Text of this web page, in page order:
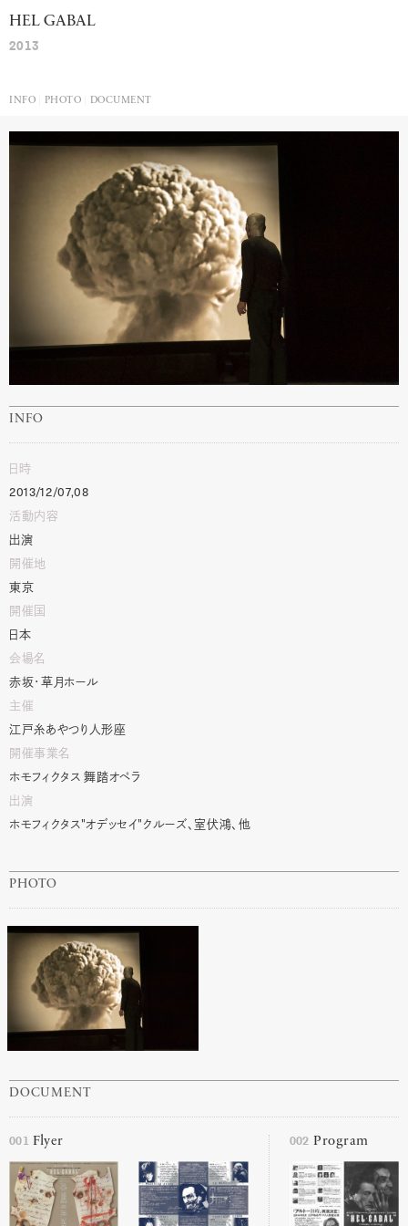
HEL GABAL
2013
INFO PHOTO DOCUMENT
INFO
日時
2013/12/07,08
活動内容
出演
開催地
東京
開催国
日本
会場名
赤坂・草月ホール
主催
江戸糸あやつり人形座
開催事業名
ホモフィクタス 舞踏オペラ
出演
ホモフィクタス"オデッセイ"クルーズ、室伏鴻、他
PHOTO
DOCUMENT
001 Flyer 002 Program